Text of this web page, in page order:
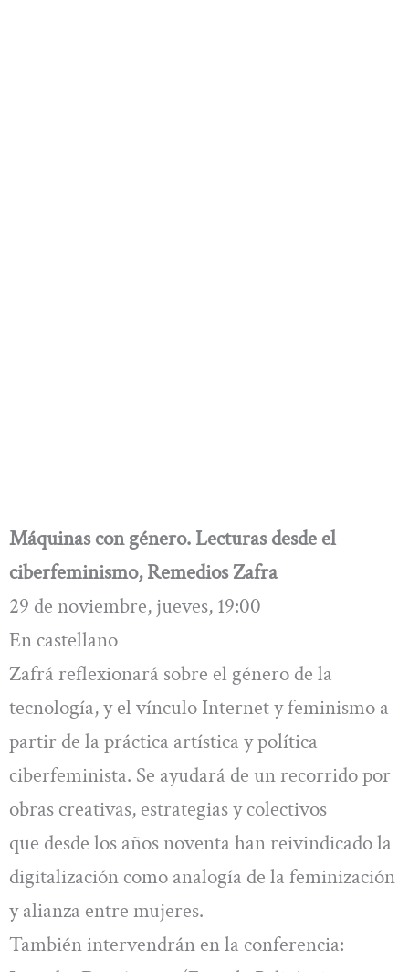
Máquinas con género. Lecturas desde el
ciberfeminismo, Remedios Zafra
29 de noviembre, jueves, 19:00
En castellano
Zafrá reflexionará sobre el género de la
tecnología, y el vínculo Internet y feminismo a
partir de la práctica artística y política
ciberfeminista. Se ayudará de un recorrido por
obras creativas, estrategias y colectivos
que desde los años noventa han reivindicado la
digitalización como analogía de la feminización
y alianza entre mujeres.
También intervendrán en la conferencia: